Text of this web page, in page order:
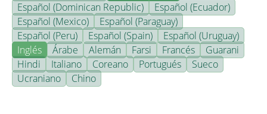
Español (Dominican Republic)
Español (Ecuador)
Español (Mexico)
Español (Paraguay)
Español (Peru)
Español (Spain)
Español (Uruguay)
Inglés
Árabe Alemán Farsi Francés
Guarani
Hindi
Italiano Coreano Portugués
Sueco
Ucraniano
Chino